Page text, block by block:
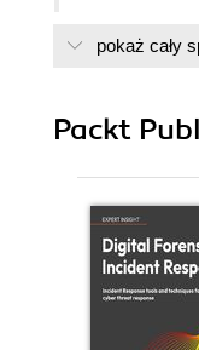
Breakout
Pen Tool
pokaż cały
Packt